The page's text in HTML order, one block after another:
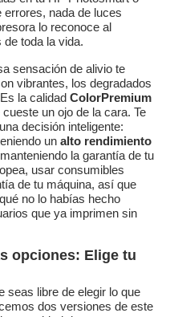
nada de luces
lo reconoce al
toda la vida.
sensación de alivio te
vibrantes, los degradados
la calidad ColorPremium
un ojo de la cara. Te
decisión inteligente:
un alto rendimiento
la garantía de tu
usar consumibles
de tu máquina, así que
no lo habías hecho
que ya imprimen sin
opciones: Elige tu
seas libre de elegir lo que
dos versiones de este